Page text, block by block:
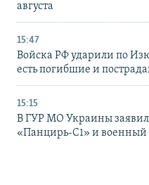
августа
15:47
Войска РФ ударили по
есть погибшие и
15:15
В ГУР МО Украины
«Панцирь-С1» и